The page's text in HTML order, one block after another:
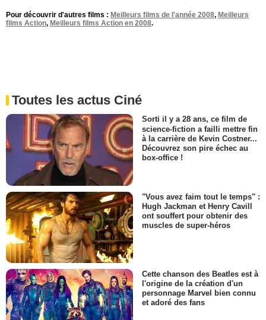
Pour découvrir d'autres films : Meilleurs films de l'année 2008, Meilleurs
films Action, Meilleurs films Action en 2008.
Toutes les actus Ciné
Sorti il y a 28 ans, ce film de
science-fiction a failli mettre fin
à la carrière de Kevin Costner...
Découvrez son pire échec au
box-office !
"Vous avez faim tout le temps" :
Hugh Jackman et Henry Cavill
ont souffert pour obtenir des
muscles de super-héros
Cette chanson des Beatles est à
l'origine de la création d'un
personnage Marvel bien connu
et adoré des fans